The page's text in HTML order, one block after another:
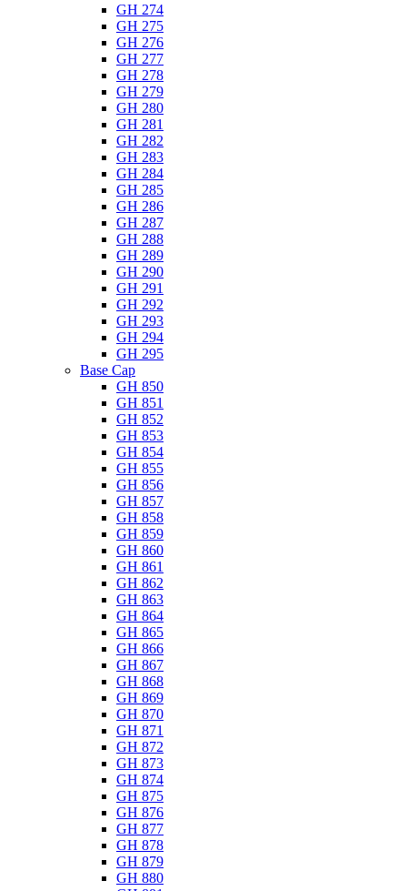
GH 274
GH 275
GH 276
GH 277
GH 278
GH 279
GH 280
GH 281
GH 282
GH 283
GH 284
GH 285
GH 286
GH 287
GH 288
GH 289
GH 290
GH 291
GH 292
GH 293
GH 294
GH 295
Base Cap
GH 850
GH 851
GH 852
GH 853
GH 854
GH 855
GH 856
GH 857
GH 858
GH 859
GH 860
GH 861
GH 862
GH 863
GH 864
GH 865
GH 866
GH 867
GH 868
GH 869
GH 870
GH 871
GH 872
GH 873
GH 874
GH 875
GH 876
GH 877
GH 878
GH 879
GH 880